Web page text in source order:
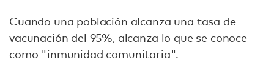
Cuando una población alcanza una tasa de
vacunación del 95%, alcanza lo que se conoce
como "inmunidad comunitaria".